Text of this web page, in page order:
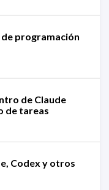
programación
de Claude
de tareas
Codex y otros